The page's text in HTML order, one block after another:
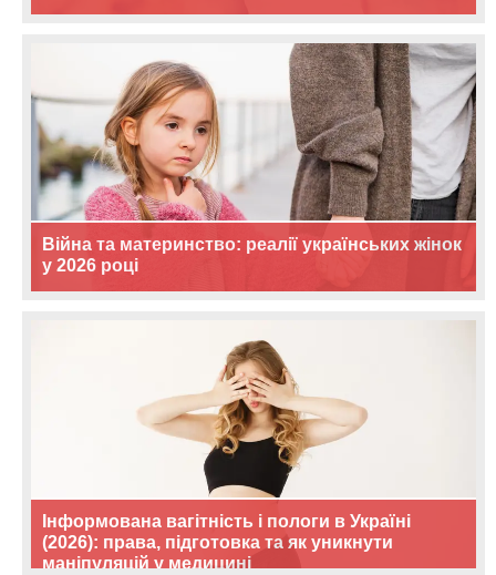
Війна та материнство: реалії українських жінок
у 2026 році
Інформована вагітність і пологи в Україні
(2026): права, підготовка та як уникнути
маніпуляцій у медицині